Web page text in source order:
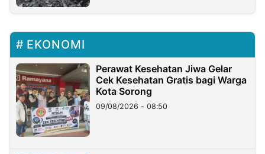
EKONOMI
Perawat Kesehatan Jiwa Gelar
Cek Kesehatan Gratis bagi Warga
Kota Sorong
09/08/2026 - 08:50